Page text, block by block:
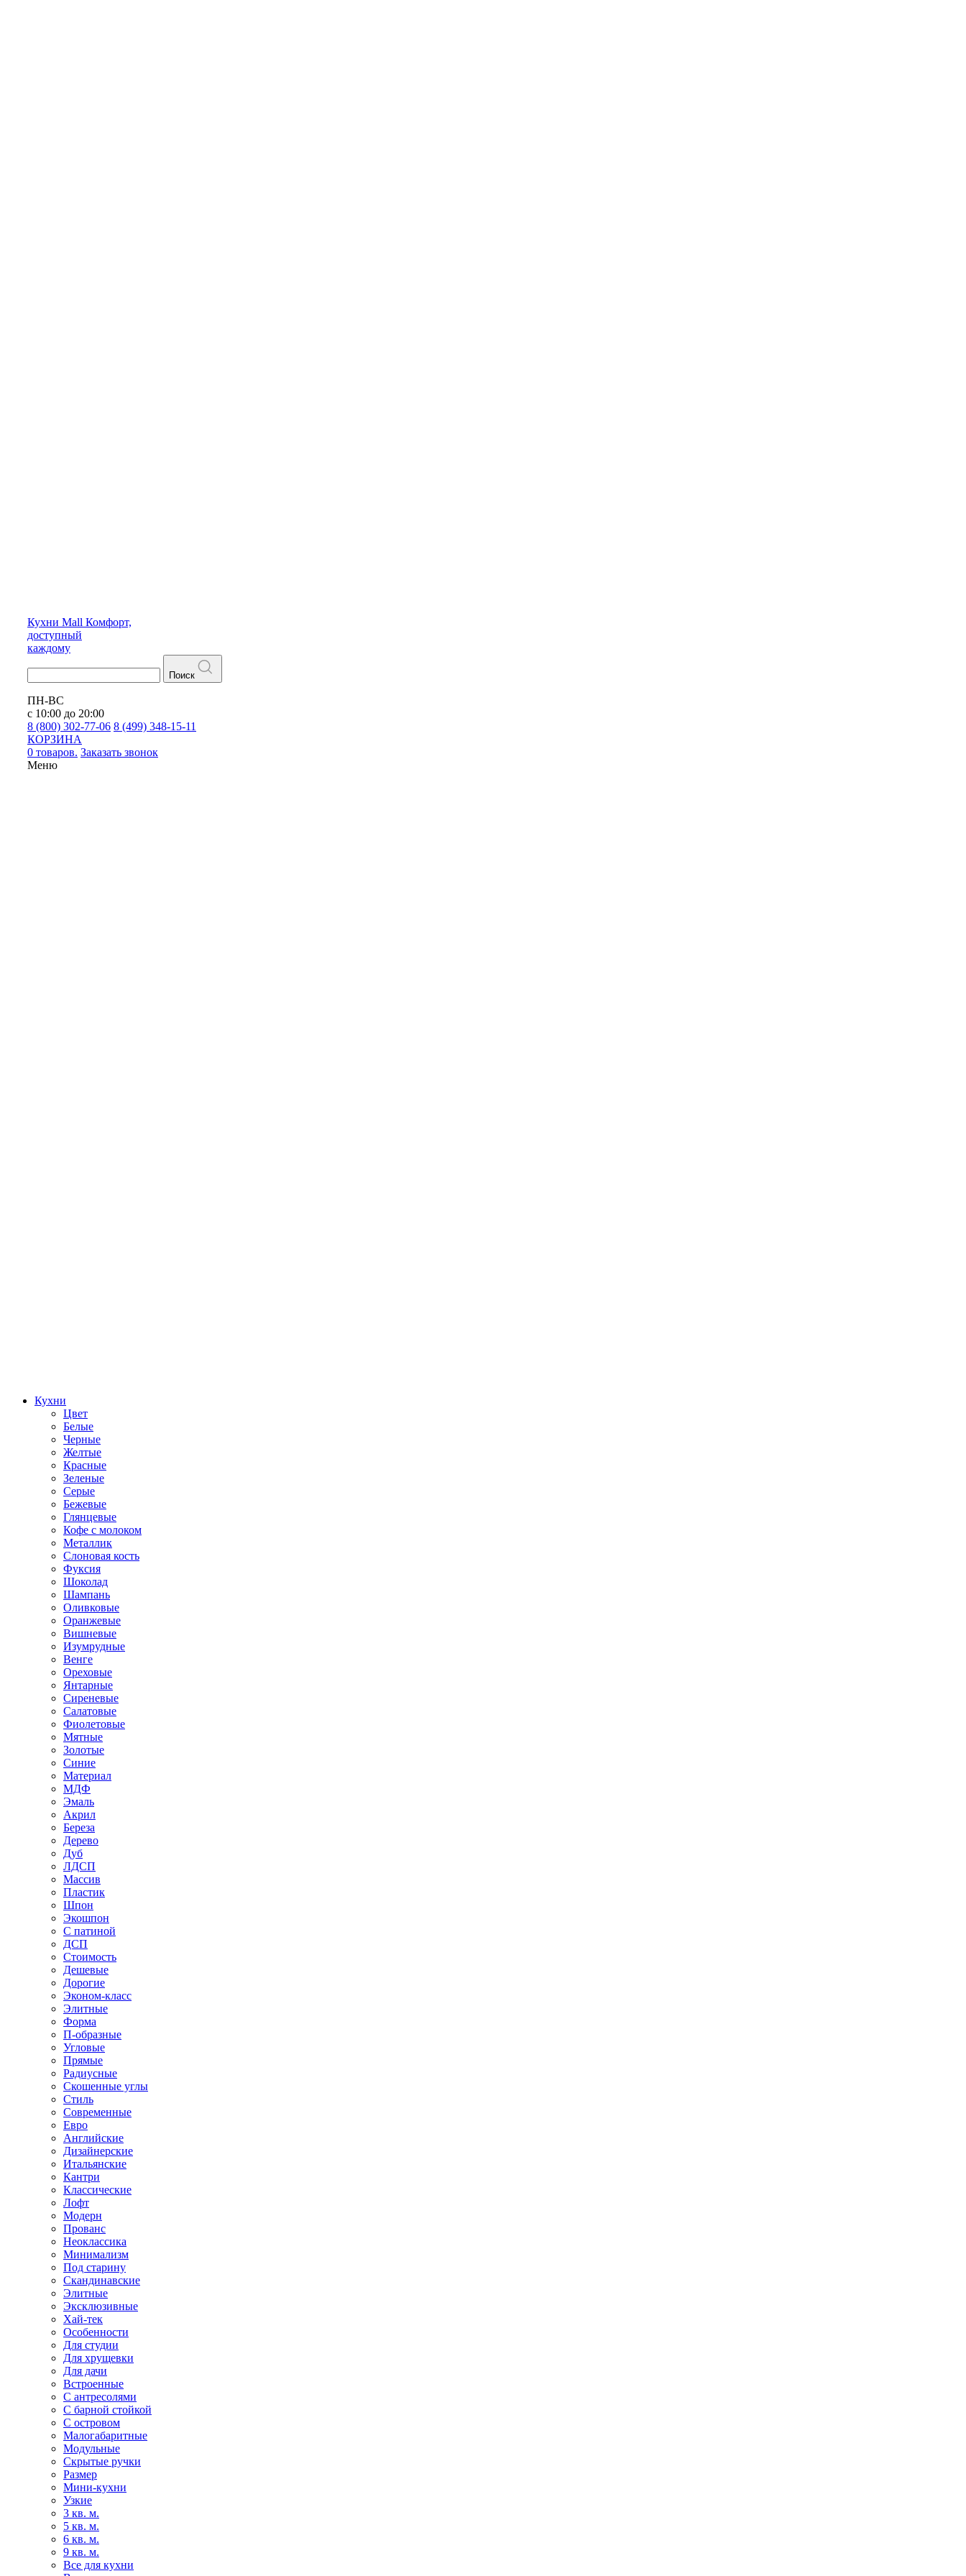
Кухни Mall Комфорт,
доступный
каждому
Поиск
ПН-ВС
с 10:00 до 20:00
8 (800) 302-77-06 8 (499) 348-15-11
КОРЗИНА
0 товаров. Заказать звонок
Меню
Кухни
Цвет
Белые
Черные
Желтые
Красные
Зеленые
Серые
Бежевые
Глянцевые
Кофе с молоком
Металлик
Слоновая кость
Фуксия
Шоколад
Шампань
Оливковые
Оранжевые
Вишневые
Изумрудные
Венге
Ореховые
Янтарные
Сиреневые
Салатовые
Фиолетовые
Мятные
Золотые
Синие
Материал
МДФ
Эмаль
Акрил
Береза
Дерево
Дуб
ЛДСП
Массив
Пластик
Шпон
Экошпон
С патиной
ДСП
Стоимость
Дешевые
Дорогие
Эконом-класс
Элитные
Форма
П-образные
Угловые
Прямые
Радиусные
Скошенные углы
Стиль
Современные
Евро
Английские
Дизайнерские
Итальянские
Кантри
Классические
Лофт
Модерн
Прованс
Неоклассика
Минимализм
Под старину
Скандинавские
Элитные
Эксклюзивные
Хай-тек
Особенности
Для студии
Для хрущевки
Для дачи
Встроенные
С антресолями
С барной стойкой
С островом
Малогабаритные
Модульные
Скрытые ручки
Размер
Мини-кухни
Узкие
3 кв. м.
5 кв. м.
6 кв. м.
9 кв. м.
Все для кухни